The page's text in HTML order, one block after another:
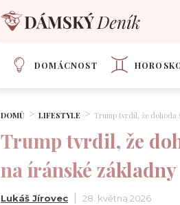
DOMÁCNOST
DOMŮ LIFESTYLE Trump tvrdil, že dohoda
Trump tvrdil, že
na íránské základny
Lukáš Jírovec 28. května 2026